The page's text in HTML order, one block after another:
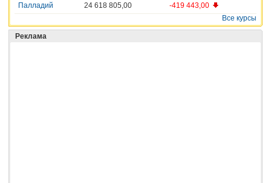
Палладий
24 618 805,00
-419 443,00
Все курсы
Реклама